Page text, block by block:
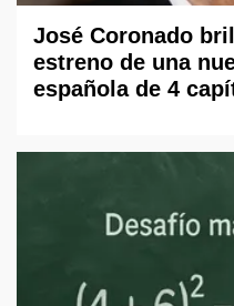
José Coronado
estreno de una
española de 4